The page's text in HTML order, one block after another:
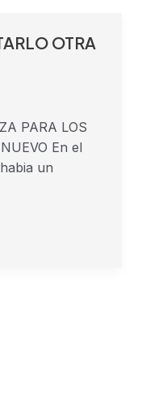
OTRA
PARA LOS
En el
un